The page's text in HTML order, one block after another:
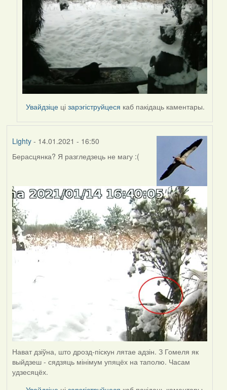
Увайдзіце цізарэгіструйцеся каб пакідаць каментары.
Lighty- 14.01.2021 - 16:50
Берасцянка? Я разгледзець не магу :(
Нават дзіўна, што дрозд-піскун лятае адзін. З Гомеля як
выйдзеш - сядзяць мінімум упяцёх на таполю. Часам
удзесяцёх.